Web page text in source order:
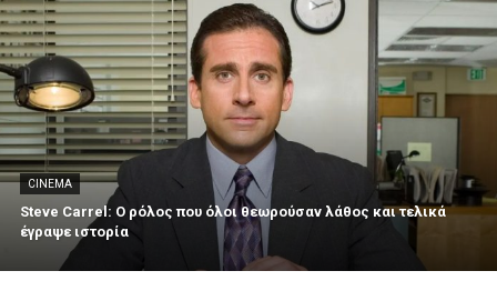
CINEMA
Steve Carrel: Ο ρόλος που όλοι θεωρούσαν λάθος και τελικά
έγραψε ιστορία